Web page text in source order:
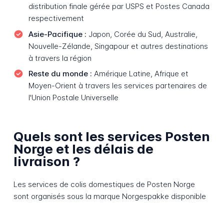
distribution finale gérée par USPS et Postes Canada
respectivement
Asie-Pacifique : Japon, Corée du Sud, Australie,
Nouvelle-Zélande, Singapour et autres destinations
à travers la région
Reste du monde : Amérique Latine, Afrique et
Moyen-Orient à travers les services partenaires de
l'Union Postale Universelle
Quels sont les services Posten
Norge et les délais de
livraison ?
Les services de colis domestiques de Posten Norge
sont organisés sous la marque Norgespakke disponible